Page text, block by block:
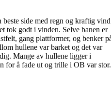
side med regn og kraftig
tok godt i vinden. Selve banen er
gang plattformer, og benker
hullene var barket og det var
Mange av hullene ligger i
for å fade ut og trille i OB var stor.